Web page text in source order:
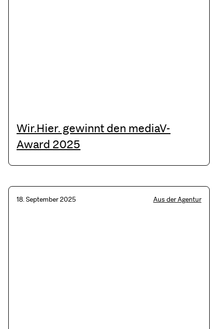
Wir.Hier. gewinnt den mediaV-
Award 2025
18. September 2025 Aus der Agentur